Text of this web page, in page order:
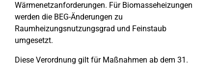
Wärmenetzanforderungen. Für Biomasseheizungen
werden die BEG-Änderungen zu
Raumheizungsnutzungsgrad und Feinstaub
umgesetzt.
Diese Verordnung gilt für Maßnahmen ab dem 31.